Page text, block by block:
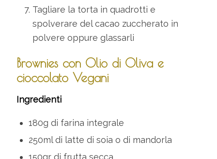
Tagliare la torta in quadrotti e
spolverare del cacao zuccherato in
polvere oppure glassarli
Brownies con Olio di Oliva e
cioccolato Vegani
Ingredienti
180g di farina integrale
250ml di latte di soia o di mandorla
150gr di frutta secca